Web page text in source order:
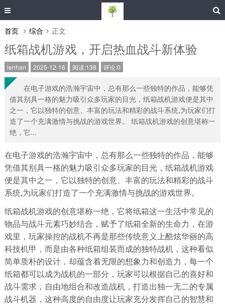
首页 综合 正文
纸箱战机游戏，开启热血战斗新体验
lenhan 2025-12-16 阅读:138 评论:0
在电子游戏的浩瀚宇宙中，总有那么一些独特的作品，能够凭
借其别具一格的魅力吸引众多玩家的目光，纸箱战机游戏便是其中
之一，它以独特的创意、丰富的玩法和精彩的战斗系统,为玩家们打
造了一个充满激情与挑战的游戏世界。 纸箱战机游戏的创意堪称一
绝，它...
在电子游戏的浩瀚宇宙中，总有那么一些独特的作品，能够
凭借其别具一格的魅力吸引众多玩家的目光，纸箱战机游戏
便是其中之一，它以独特的创意、丰富的玩法和精彩的战斗
系统,为玩家们打造了一个充满激情与挑战的游戏世界。
纸箱战机游戏的创意堪称一绝，它将纸箱这一生活中常见的
物品与战斗元素巧妙结合，赋予了纸箱全新的生命力，在游
戏里，玩家操控的战机不再是那些传统意义上酷炫华丽的高
科技机甲，而是由各种纸箱组装而成的独特战机，这种看似
简单质朴的设计，却蕴含着无限的想象力和创造力，每一个
纸箱都可以成为战机的一部分，玩家可以根据自己的喜好和
战斗需求，自由地组合和改造战机，打造出独一无二的专属
战斗机器，这种高度的自由度让玩家充分发挥自己的智慧和